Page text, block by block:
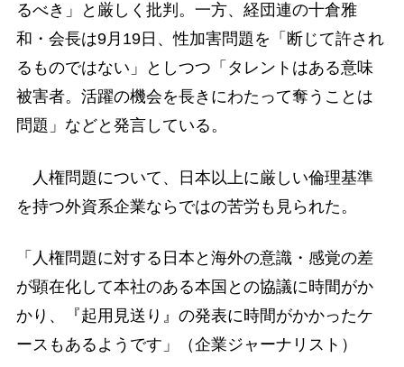
るべき」と厳しく批判。一方、経団連の十倉雅
和・会長は9月19日、性加害問題を「断じて許され
るものではない」としつつ「タレントはある意味
被害者。活躍の機会を長きにわたって奪うことは
問題」などと発言している。
人権問題について、日本以上に厳しい倫理基準
を持つ外資系企業ならではの苦労も見られた。
「人権問題に対する日本と海外の意識・感覚の差
が顕在化して本社のある本国との協議に時間がか
かり、『起用見送り』の発表に時間がかかったケ
ースもあるようです」（企業ジャーナリスト）